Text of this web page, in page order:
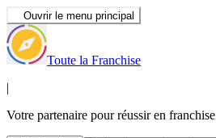
Ouvrir le menu principal
Toute la Franchise
|
Votre partenaire pour réussir en franchise